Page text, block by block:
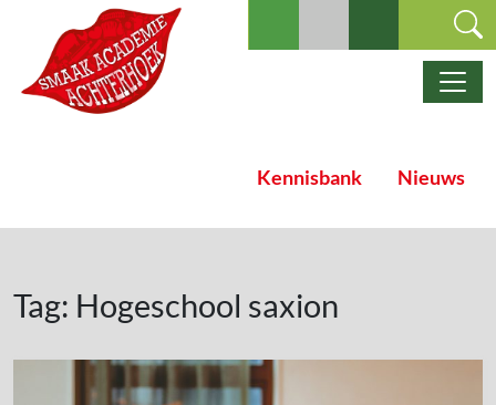
Ga naar de inhoud
Hoofdnavigatie
Kennisbank Nieuws
Tag: Hogeschool saxion